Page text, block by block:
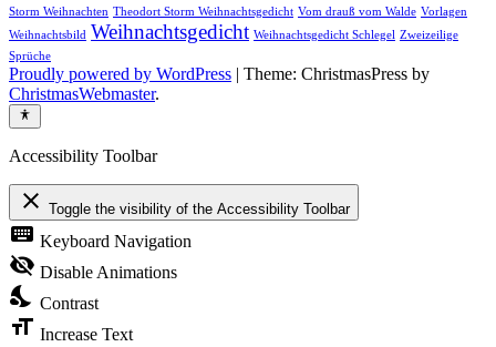
Storm Weihnachten Theodort Storm Weihnachtsgedicht Vom drauß vom Walde Vorlagen
Weihnachtsbild Weihnachtsgedicht Weihnachtsgedicht Schlegel Zweizeilige
Sprüche
Proudly powered by WordPress | Theme: ChristmasPress by
ChristmasWebmaster.
Accessibility Toolbar
close Toggle the visibility of the Accessibility Toolbar
keyboard Keyboard Navigation
visibility_off Disable Animations
nights_stay Contrast
format_size Increase Text